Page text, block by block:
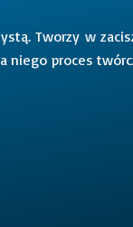
Tworzy w
niego proces